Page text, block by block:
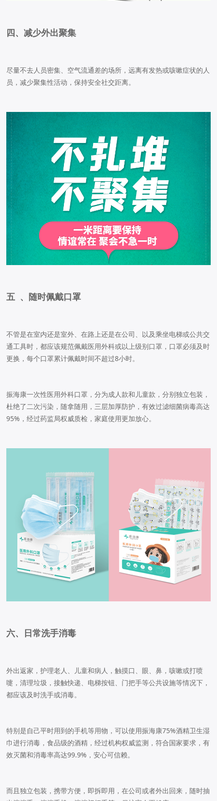
四、减少外出聚集
尽量不去人员密集、空气流通差的场所，远离有发热或咳嗽症状的人
员，减少聚集性活动，保持安全社交距离。
五 、随时佩戴口罩
不管是在室内还是室外、在路上还是在公司、以及乘坐电梯或公共交
通工具时，都应该规范佩戴医用外科或以上级别口罩，口罩必须及时
更换，每个口罩累计佩戴时间不超过8小时。
振海康一次性医用外科口罩，分为成人款和儿童款，分别独立包装，
杜绝了二次污染，随拿随用，三层加厚防护，有效过滤细菌病毒高达
95%，经过药监局权威质检，家庭使用更加放心。
六、日常洗手消毒
外出返家，护理老人、儿童和病人，触摸口、眼、鼻，咳嗽或打喷
嚏，清理垃圾，接触快递、电梯按钮、门把手等公共设施等情况下，
都应该及时洗手或消毒。
特别是自己平时用到的手机等用物，可以使用振海康75%酒精卫生湿
巾进行消毒，食品级的酒精，经过机构权威监测，符合国家要求，有
效灭菌和消毒率高达99.9%，安心可信赖。
而且独立包装，携带方便，即拆即用，在公司或者外出回来，随时抽